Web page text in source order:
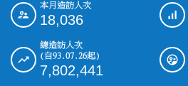
::: 本月造訪人次
18,036
總造訪人次
(自93.07.26起)
7,802,441